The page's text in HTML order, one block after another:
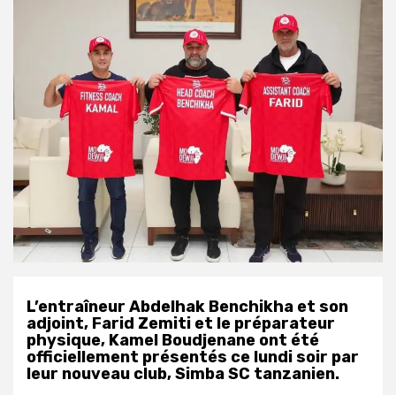
L’entraîneur Abdelhak Benchikha et son
adjoint, Farid Zemiti et le préparateur
physique, Kamel Boudjenane ont été
officiellement présentés ce lundi soir par
leur nouveau club, Simba SC tanzanien.